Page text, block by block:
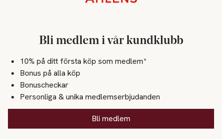
Bli medlem i vår kundklubb
10% på ditt första köp som medlem*
Bonus på alla köp
Bonuscheckar
Personliga & unika medlemserbjudanden
Bli medlem